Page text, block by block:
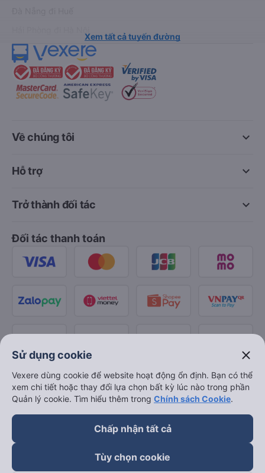
Xem tất cả tuyến đường
keyboard_arrow_down
Về chúng tôi
keyboard_arrow_down
Hỗ trợ
keyboard_arrow_down
Trở thành đối tác
Đối tác thanh toán
Sử dụng cookie close
Vexere dùng cookie để website hoạt động ổn định. Bạn có thể
xem chi tiết hoặc thay đổi lựa chọn bất kỳ lúc nào trong phần
Quản lý cookie. Tìm hiểu thêm trong Chính sách Cookie.
Chấp nhận tất cả
Tùy chọn cookie